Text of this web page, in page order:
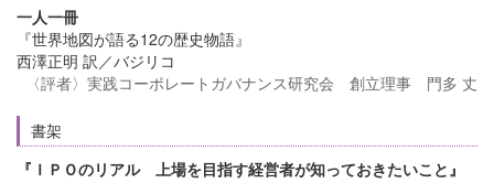
一人一冊
『世界地図が語る12の歴史物語』
西澤正明 訳／バジリコ
〈評者〉実践コーポレートガバナンス研究会 創立理事 門多 丈
書架
『ＩＰＯのリアル 上場を目指す経営者が知っておきたいこと』